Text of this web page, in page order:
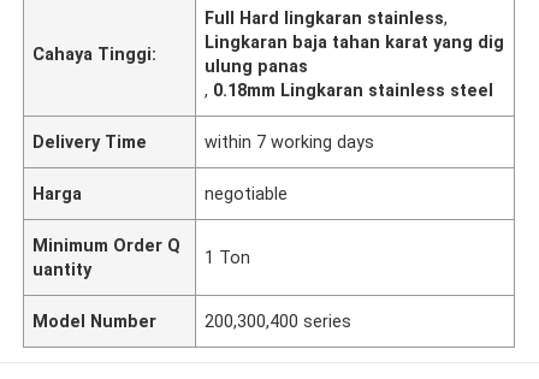
Cahaya Tinggi:
Full Hard lingkaran stainless,
Lingkaran baja tahan karat yang dig
ulung panas
, 0.18mm Lingkaran stainless steel
Delivery Time within 7 working days
Harga negotiable
Minimum Order Q
uantity
1 Ton
Model Number 200,300,400 series